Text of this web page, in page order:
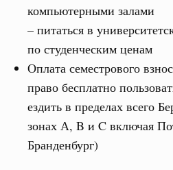
компьютерными залами
– питаться в
по студенческим ценам
Оплата семестрового
право бесплатно
ездить в пределах всего
зонах А, B и C включая
Бранденбург)